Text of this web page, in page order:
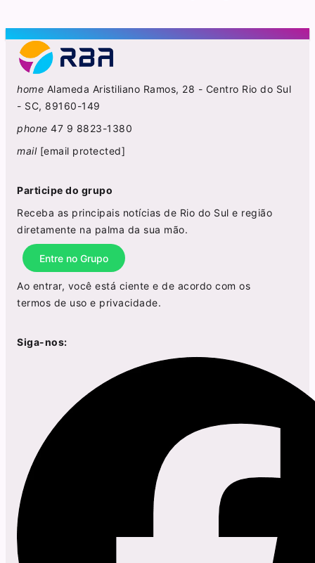
home Alameda Aristiliano Ramos, 28 - Centro Rio do Sul
- SC, 89160-149
phone 47 9 8823-1380
mail [email protected]
Participe do grupo
Receba as principais notícias de Rio do Sul e região
diretamente na palma da sua mão.
Entre no Grupo
Ao entrar, você está ciente e de acordo com os
termos de uso e privacidade.
Siga-nos: